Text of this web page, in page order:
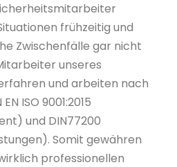
frühzeitig und
Zwischenfälle gar nicht
unseres
und arbeiten nach
ISO 9001:2015
und DIN77200
Somit gewähren
professionellen